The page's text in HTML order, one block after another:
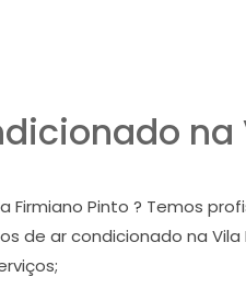
na
Pinto ? Temos
de ar condicionado na